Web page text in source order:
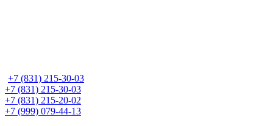
+7 (831) 215-30-03
+7 (831) 215-30-03
+7 (831) 215-20-02
+7 (999) 079-44-13